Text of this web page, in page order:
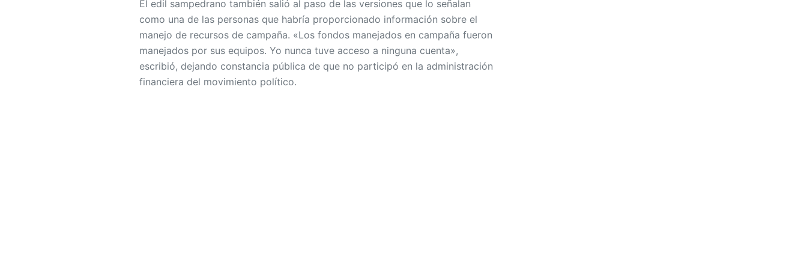
El edil sampedrano también salió al paso de las versiones que lo señalan
como una de las personas que habría proporcionado información sobre el
manejo de recursos de campaña. «Los fondos manejados en campaña fueron
manejados por sus equipos. Yo nunca tuve acceso a ninguna cuenta»,
escribió, dejando constancia pública de que no participó en la administración
financiera del movimiento político.